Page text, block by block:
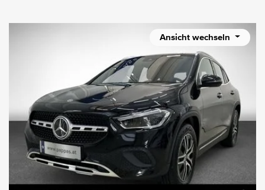
Ansicht wechseln